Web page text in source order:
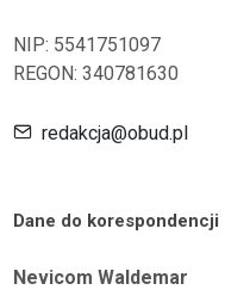
NIP: 5541751097
REGON: 340781630
redakcja@obud.pl
Dane do korespondencji
Nevicom Waldemar